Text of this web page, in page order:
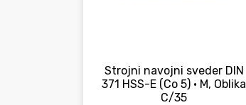
Strojni navojni sveder DIN
371 HSS-E (Co 5) • M, Oblika
C/35